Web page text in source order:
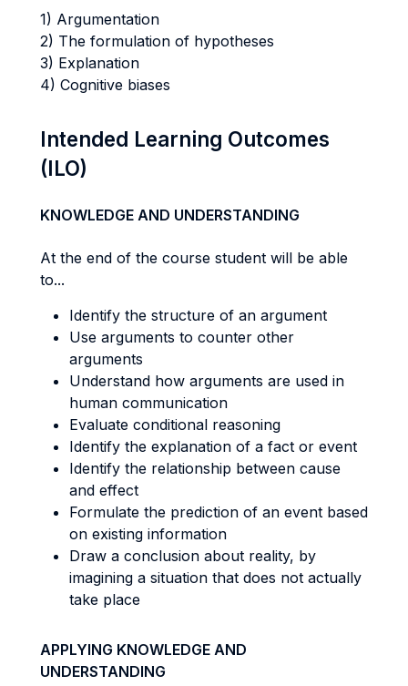
1) Argumentation
2) The formulation of hypotheses
3) Explanation
4) Cognitive biases
Intended Learning Outcomes
(ILO)
KNOWLEDGE AND UNDERSTANDING
At the end of the course student will be able
to...
Identify the structure of an argument
Use arguments to counter other
arguments
Understand how arguments are used in
human communication
Evaluate conditional reasoning
Identify the explanation of a fact or event
Identify the relationship between cause
and effect
Formulate the prediction of an event based
on existing information
Draw a conclusion about reality, by
imagining a situation that does not actually
take place
APPLYING KNOWLEDGE AND
UNDERSTANDING